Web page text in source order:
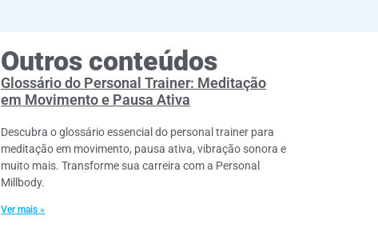
Outros conteúdos
Glossário do Personal Trainer: Meditação
em Movimento e Pausa Ativa
Descubra o glossário essencial do personal trainer para
meditação em movimento, pausa ativa, vibração sonora e
muito mais. Transforme sua carreira com a Personal
Millbody.
Ver mais »